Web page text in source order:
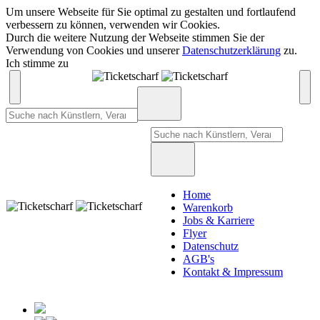
Um unsere Webseite für Sie optimal zu gestalten und fortlaufend
verbessern zu können, verwenden wir Cookies.
Durch die weitere Nutzung der Webseite stimmen Sie der
Verwendung von Cookies und unsererDatenschutzerklärung zu.
Ich stimme zu
Home
Warenkorb
Jobs & Karriere
Flyer
Datenschutz
AGB's
Kontakt & Impressum